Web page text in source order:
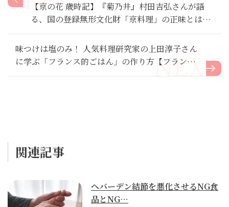
【京の花 歳時記】『菊乃井』村田吉弘さんが語
る、国の登録無形文化財「京料理」の正味とは？
｜文月の檜扇と苦心の生うに豆腐
味つけは塩のみ！ 人気料理研究家の上田淳子さん
に学ぶ「フランス的ごはん」の作り方【フランス
の台所から学ぶ 大人のミニマルレシピ】
関連記事
へバーデン結節を悪化させるNG食
品とNG…